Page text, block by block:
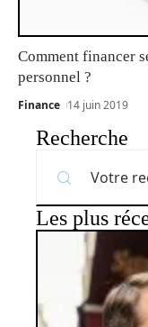
Comment financer
personnel ?
Finance 14 juin 2019
Recherche
Les plus